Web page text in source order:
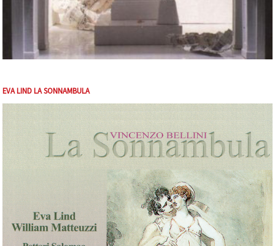
EVA LIND LA SONNAMBULA